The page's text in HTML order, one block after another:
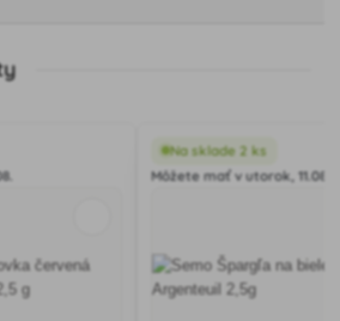
Na sklade 2 ks
Môžete mať v utorok, 11.08.